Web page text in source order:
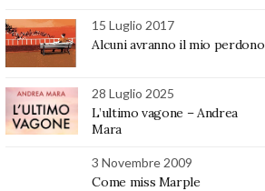
15 Luglio 2017
Alcuni avranno il mio perdono
28 Luglio 2025
L’ultimo vagone – Andrea
Mara
3 Novembre 2009
Come miss Marple